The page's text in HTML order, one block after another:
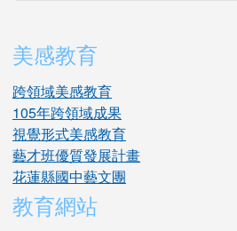
美感教育
跨領域美感教育
105年跨領域成果
視覺形式美感教育
藝才班優質發展計畫
花蓮縣國中藝文團
教育網站